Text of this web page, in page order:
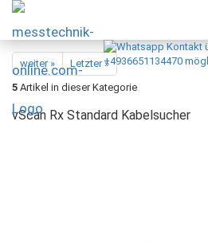
weiter »
Letzter »
5 Artikel in dieser Kategorie
vScan Rx Standard Kabelsucher